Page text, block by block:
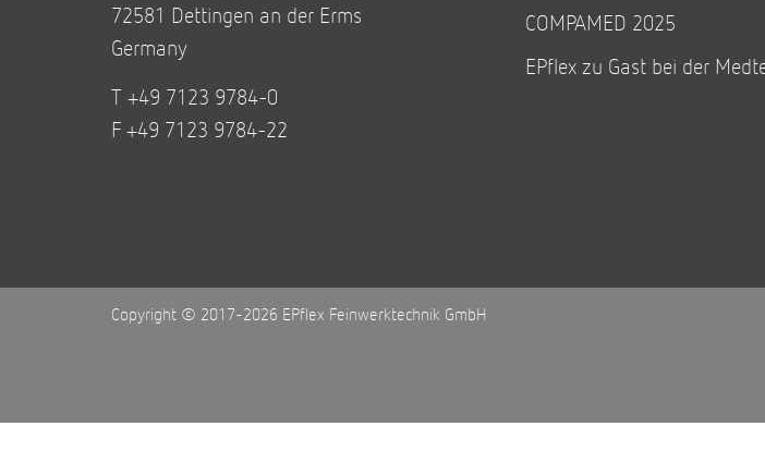
72581 Dettingen an der Erms
Germany
T +49 7123 9784-0
F +49 7123 9784-22
COMPAMED 2025
EPflex zu Gast bei der
Copyright © 2017-2026 EPflex Feinwerktechnik GmbH